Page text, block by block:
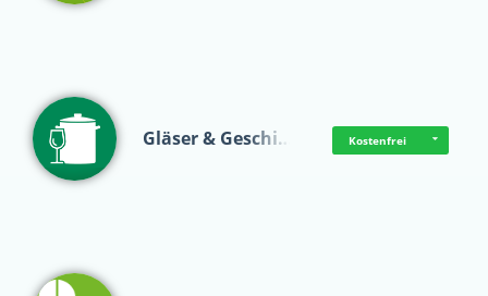
Gläser & Geschi… Kostenfrei